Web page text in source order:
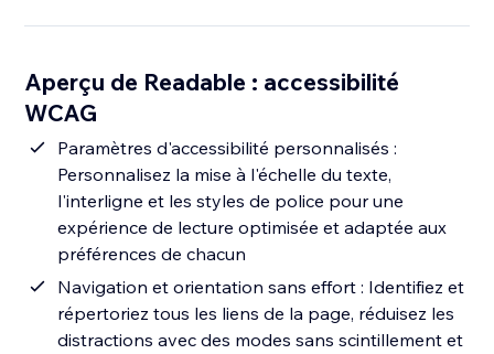
Aperçu de Readable : accessibilité
WCAG
Paramètres d'accessibilité personnalisés :
Personnalisez la mise à l'échelle du texte,
l'interligne et les styles de police pour une
expérience de lecture optimisée et adaptée aux
préférences de chacun
Navigation et orientation sans effort : Identifiez et
répertoriez tous les liens de la page, réduisez les
distractions avec des modes sans scintillement et